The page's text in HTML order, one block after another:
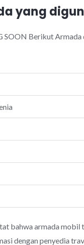
yang
Berikut Armada
bahwa armada mobil
dengan penyedia